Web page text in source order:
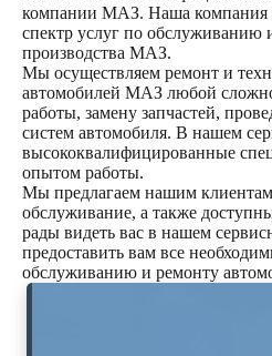
компании МАЗ. Наша компания
спектр услуг по обслуживанию
производства МАЗ.
Мы осуществляем ремонт и
автомобилей МАЗ любой
работы, замену запчастей,
систем автомобиля. В нашем
высококвалифицированные
опытом работы.
Мы предлагаем нашим клиентам
обслуживание, а также
рады видеть вас в нашем
предоставить вам все
обслуживанию и ремонту